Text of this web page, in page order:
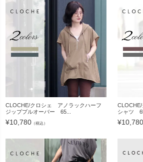
CLOCHE/クロシェ アノラックハーフ
ジッププルオーバー 65...
¥10,780 （税込）
シャツ
¥10,780